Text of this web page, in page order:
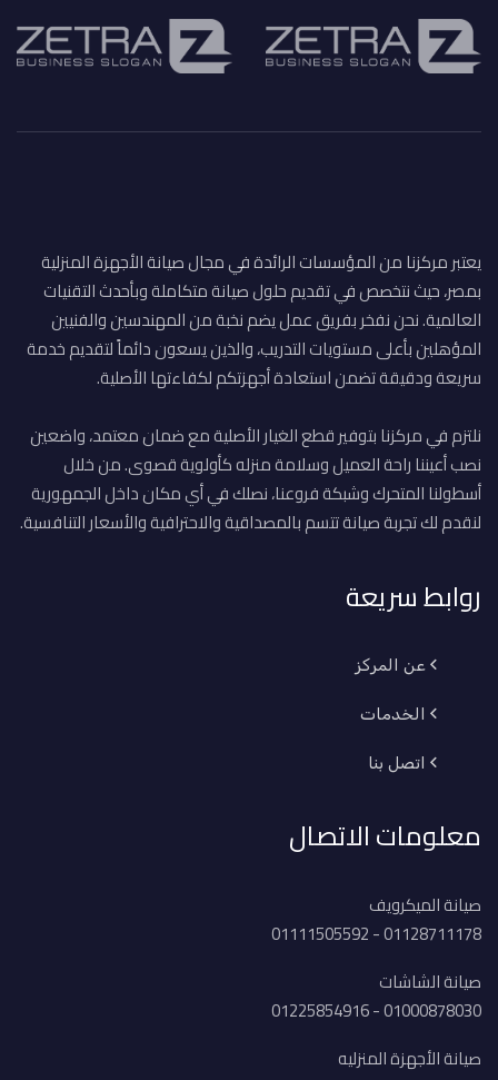
يعتبر مركزنا من المؤسسات الرائدة في مجال صيانة الأجهزة المنزلية
بمصر، حيث نتخصص في تقديم حلول صيانة متكاملة وبأحدث التقنيات
العالمية. نحن نفخر بفريق عمل يضم نخبة من المهندسين والفنيين
المؤهلين بأعلى مستويات التدريب، والذين يسعون دائماً لتقديم خدمة
سريعة ودقيقة تضمن استعادة أجهزتكم لكفاءتها الأصلية.
نلتزم في مركزنا بتوفير قطع الغيار الأصلية مع ضمان معتمد، واضعين
نصب أعيننا راحة العميل وسلامة منزله كأولوية قصوى. من خلال
أسطولنا المتحرك وشبكة فروعنا، نصلك في أي مكان داخل الجمهورية
لنقدم لك تجربة صيانة تتسم بالمصداقية والاحترافية والأسعار التنافسية.
روابط سريعة
عن المركز
الخدمات
اتصل بنا
معلومات الاتصال
صيانة الميكرويف
01128711178 - 01111505592
صيانة الشاشات
01000878030 - 01225854916
صيانة الأجهزة المنزليه